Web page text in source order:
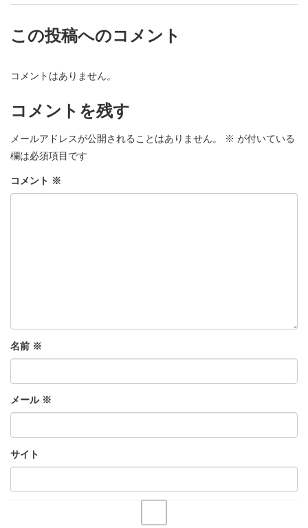
この投稿へのコメント
コメントはありません。
コメントを残す
メールアドレスが公開されることはありません。 ※ が付いている
欄は必須項目です
コメント ※
名前 ※
メール ※
サイト